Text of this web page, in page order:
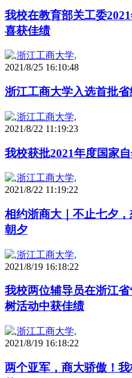
我校在教育部关工委
喜获佳绩
2021/8/25 16:10:48
浙江工商大学入选首批
2021/8/22 11:19:23
我校获批2021年度国家
2021/8/22 11:19:22
相约浙商大｜不止七夕
朝夕
2021/8/19 16:18:22
我校两位辅导员在浙江
树活动中获佳绩
2021/8/19 16:18:22
两个亚军，商大骄傲！